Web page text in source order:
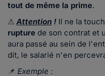
tout de même la prime.
⚠ Attention ! Il ne la
rupture de son contrat et
aura passé au sein de
dit, le salarié n'en
📌 Exemple :